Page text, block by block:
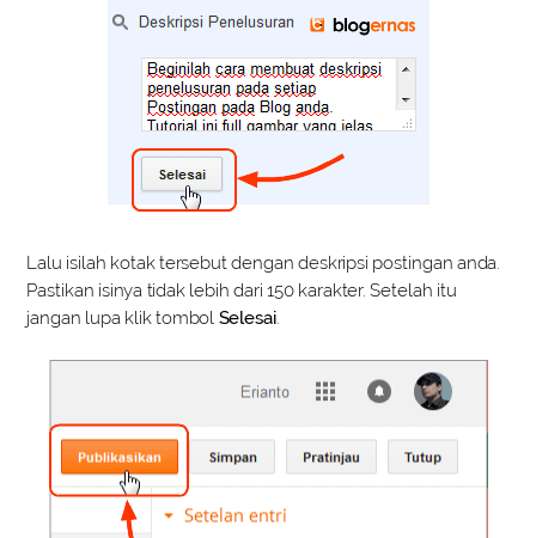
Lalu isilah kotak tersebut dengan deskripsi postingan anda.
Pastikan isinya tidak lebih dari 150 karakter. Setelah itu
jangan lupa klik tombol Selesai.